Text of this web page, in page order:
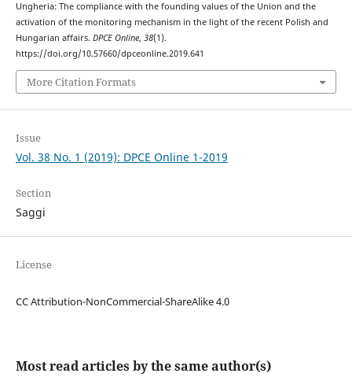
Ungheria: The compliance with the founding values of the Union and the
activation of the monitoring mechanism in the light of the recent Polish and
Hungarian affairs. DPCE Online, 38(1).
https://doi.org/10.57660/dpceonline.2019.641
More Citation Formats
Issue
Vol. 38 No. 1 (2019): DPCE Online 1-2019
Section
Saggi
License
CC Attribution-NonCommercial-ShareAlike 4.0
Most read articles by the same author(s)